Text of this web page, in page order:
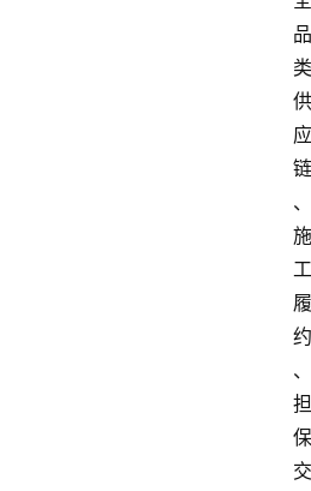
品
类
供
应
链
、
施
工
履
约
、
担
保
交